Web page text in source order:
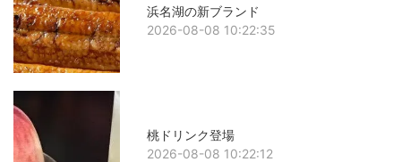
浜名湖の新ブランド
2026-08-08 10:22:35
桃ドリンク登場
2026-08-08 10:22:12